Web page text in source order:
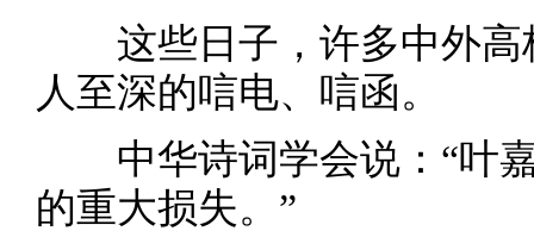
这些日子，许多中外高
人至深的唁电、唁函。
中华诗词学会说：“叶嘉
的重大损失。”